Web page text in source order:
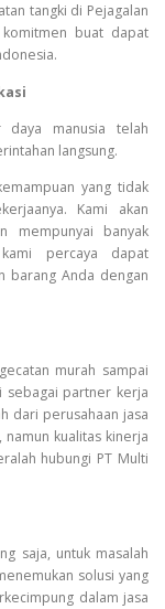
tangki di Pejagalan
buat dapat
daya manusia telah
langsung.
yang tidak
Kami akan
mempunyai banyak
percaya dapat
barang Anda dengan
murah sampai
sebagai partner kerja
dari perusahaan jasa
kualitas kinerja
hubungi PT Multi
saja, untuk masalah
solusi yang
dalam jasa